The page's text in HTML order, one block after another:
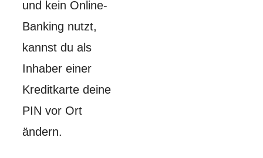
und kein Online-
Banking nutzt,
kannst du als
Inhaber einer
Kreditkarte deine
PIN vor Ort
ändern.